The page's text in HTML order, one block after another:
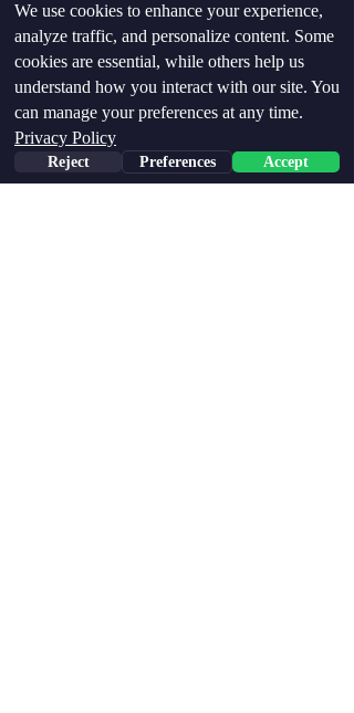
We use cookies to enhance your experience,
analyze traffic, and personalize content. Some
cookies are essential, while others help us
understand how you interact with our site. You
can manage your preferences at any time.
Privacy Policy
Reject Preferences Accept